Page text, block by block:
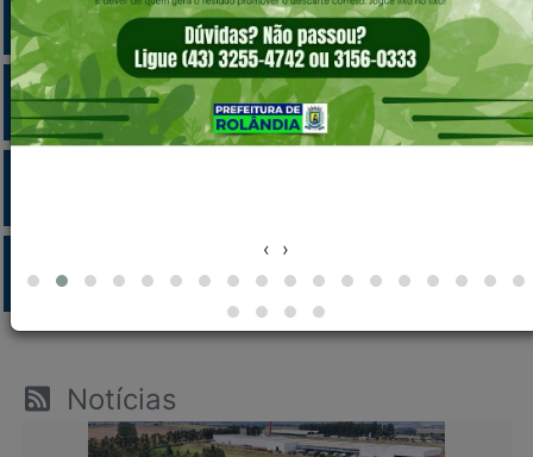
‹ ›
Carta de Serviços
Licitações
Transparência
Notícias